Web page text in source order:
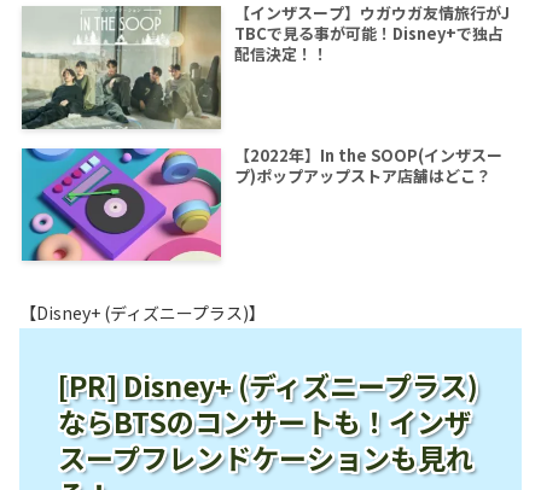
【インザスープ】ウガウガ友情旅行がJ
TBCで見る事が可能！Disney+で独占
配信決定！！
【2022年】In the SOOP(インザスー
プ)ポップアップストア店舗はどこ？
【Disney+ (ディズニープラス)】
[PR] Disney+ (ディズニープラス)
ならBTSのコンサートも！インザ
スープフレンドケーションも見れ